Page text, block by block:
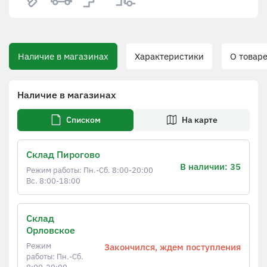
Наличие в магазинах Характеристики О товаре
Наличие в магазинах
Списком На карте
Склад Пирогово
Режим работы: Пн.-Сб. 8:00-20:00
Вс. 8:00-18:00
В наличии: 35
Склад
Орловское
Режим
работы: Пн.-Сб.
Закончился, ждем поступления